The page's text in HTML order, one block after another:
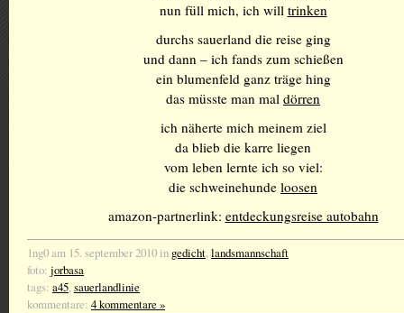
nun füll mich, ich will trinken
durchs sauerland die reise ging
und dann – ich fands zum schießen
ein blumenfeld ganz träge hing
das müsste man mal dörren
ich näherte mich meinem ziel
da blieb die karre liegen
vom leben lernte ich so viel:
die schweinehunde loosen
amazon-partnerlink: entdeckungsreise autobahn
1ng0 am 15. september 2010 in gedicht,landsmannschaft
foto: jorbasa
tags: a45,sauerlandlinie
kommentare: 4 kommentare »